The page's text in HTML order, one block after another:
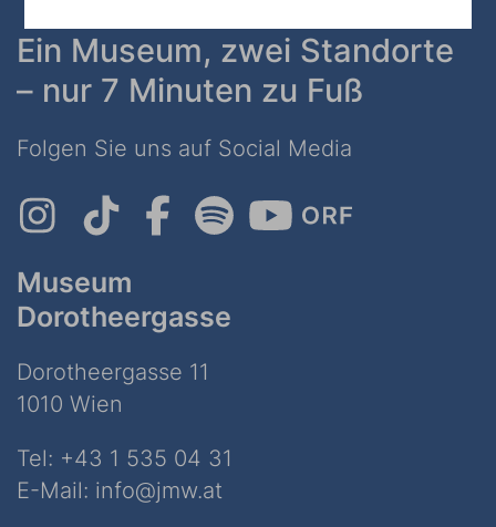
Ein Museum, zwei Standorte
– nur 7 Minuten zu Fuß
Folgen Sie uns auf Social Media
Museum
Dorotheergasse
Dorotheergasse 11
1010 Wien
Tel: +43 1 535 04 31
E-Mail: info@jmw.at